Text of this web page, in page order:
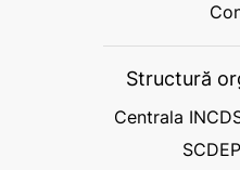
Structură
Centrala